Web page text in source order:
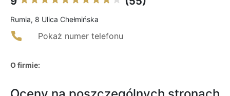
Rumia, 8 Ulica Chełmińska
Pokaż numer telefonu
O firmie: